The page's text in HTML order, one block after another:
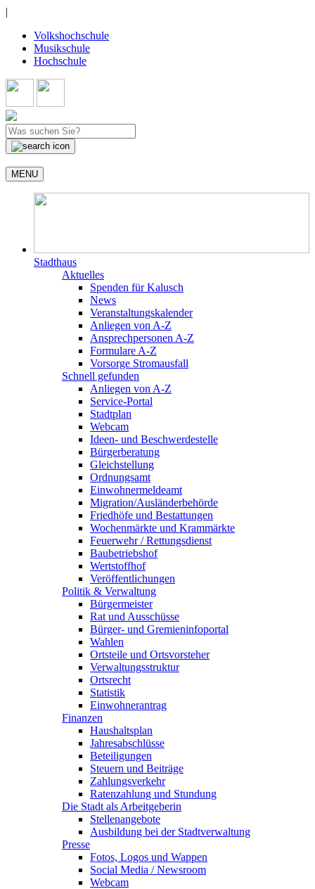
|
Volkshochschule
Musikschule
Hochschule
MENU
Stadthaus
Aktuelles
Spenden für Kalusch
News
Veranstaltungskalender
Anliegen von A-Z
Ansprechpersonen A-Z
Formulare A-Z
Vorsorge Stromausfall
Schnell gefunden
Anliegen von A-Z
Service-Portal
Stadtplan
Webcam
Ideen- und Beschwerdestelle
Bürgerberatung
Gleichstellung
Ordnungsamt
Einwohnermeldeamt
Migration/Ausländerbehörde
Friedhöfe und Bestattungen
Wochenmärkte und Krammärkte
Feuerwehr / Rettungsdienst
Baubetriebshof
Wertstoffhof
Veröffentlichungen
Politik & Verwaltung
Bürgermeister
Rat und Ausschüsse
Bürger- und Gremieninfoportal
Wahlen
Ortsteile und Ortsvorsteher
Verwaltungsstruktur
Ortsrecht
Statistik
Einwohnerantrag
Finanzen
Haushaltsplan
Jahresabschlüsse
Beteiligungen
Steuern und Beiträge
Zahlungsverkehr
Ratenzahlung und Stundung
Die Stadt als Arbeitgeberin
Stellenangebote
Ausbildung bei der Stadtverwaltung
Presse
Fotos, Logos und Wappen
Social Media / Newsroom
Webcam